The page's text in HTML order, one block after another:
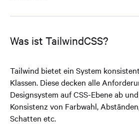
Was ist TailwindCSS?
Tailwind bietet ein System
Klassen. Diese decken alle
Designsystem auf CSS-Ebene ab
Konsistenz von Farbwahl,
Schatten etc.